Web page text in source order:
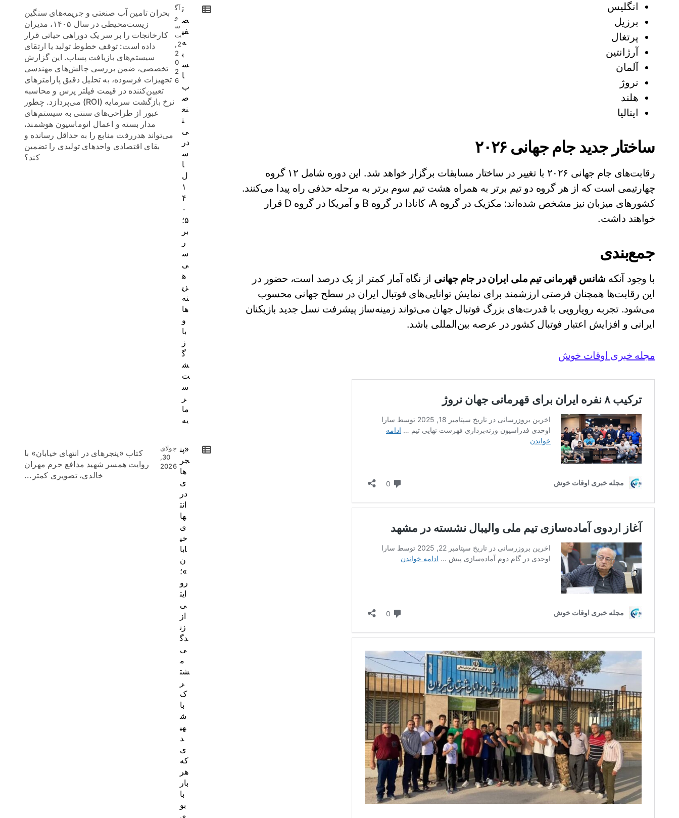
انگلیس
برزیل
پرتغال
آرژانتین
آلمان
نروژ
هلند
ایتالیا
ساختار جدید جام جهانی ۲۰۲۶
رقابت‌های جام جهانی ۲۰۲۶ با تغییر در ساختار مسابقات برگزار خواهد شد. این دوره شامل ۱۲ گروه
چهارتیمی است که از هر گروه دو تیم برتر به همراه هشت تیم سوم برتر به مرحله حذفی راه پیدا می‌کنند.
کشورهای میزبان نیز مشخص شده‌اند: مکزیک در گروه A، کانادا در گروه B و آمریکا در گروه D قرار
خواهند داشت.
جمع‌بندی
با وجود آنکه شانس قهرمانی تیم ملی ایران در جام جهانی از نگاه آمار کمتر از یک درصد است، حضور در
این رقابت‌ها همچنان فرصتی ارزشمند برای نمایش توانایی‌های فوتبال ایران در سطح جهانی محسوب
می‌شود. تجربه رویارویی با قدرت‌های بزرگ فوتبال جهان می‌تواند زمینه‌ساز پیشرفت نسل جدید بازیکنان
ایرانی و افزایش اعتبار فوتبال کشور در عرصه بین‌المللی باشد.
مجله خبری اوقات خوش
ت
ص
فی
ه
پ
س
ا
ب
ص
نع
ت
ی
در
س
ا
ل
۱
۴
۰
۵؛
بر
ر
س
ی
ه
زی
نه‌
ها
و
با
ز
گ
ش
ت
س
ر
ما
یه
آگ
و
س
ت
2,
2
0
2
6
بحران تامین آب صنعتی و جریمه‌های سنگین
زیست‌محیطی در سال ۱۴۰۵، مدیران
کارخانجات را بر سر یک دوراهی حیاتی قرار
داده است: توقف خطوط تولید یا ارتقای
سیستم‌های بازیافت پساب. این گزارش
تخصصی، ضمن بررسی چالش‌های مهندسی
تجهیزات فرسوده، به تحلیل دقیق پارامترهای
تعیین‌کننده در قیمت فیلتر پرس و محاسبه
نرخ بازگشت سرمایه (ROI) می‌پردازد. چطور
عبور از طراحی‌های سنتی به سیستم‌های
مدار بسته و اعمال اتوماسیون هوشمند،
می‌تواند هدررفت منابع را به حداقل رسانده و
بقای اقتصادی واحدهای تولیدی را تضمین
کند؟
«پن
جر
ها
ی
در
انت
ها
ی
خی
ابا
ن
»؛
رو
ایت
ی
از
زن
دگ
ی
م
شت
ر
ک
با
ش
هی
د
ی
که
هر
بار
با
بو
ی
جولای
30,
2026
کتاب «پنجرهای در انتهای خیابان» با
روایت همسر شهید مدافع حرم مهران
خالدی، تصویری کمتر...